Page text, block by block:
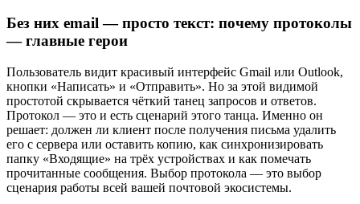
Без них email — просто текст: почему протоколы
— главные герои
Пользователь видит красивый интерфейс Gmail или Outlook,
кнопки «Написать» и «Отправить». Но за этой видимой
простотой скрывается чёткий танец запросов и ответов.
Протокол — это и есть сценарий этого танца. Именно он
решает: должен ли клиент после получения письма удалить
его с сервера или оставить копию, как синхронизировать
папку «Входящие» на трёх устройствах и как помечать
прочитанные сообщения. Выбор протокола — это выбор
сценария работы всей вашей почтовой экосистемы.